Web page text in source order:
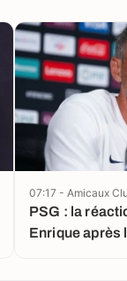
PSG : la
Enrique après
07:17 - Amicaux